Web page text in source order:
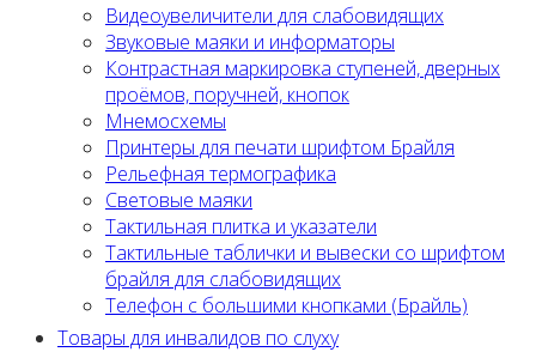
Видеоувеличители для слабовидящих
Звуковые маяки и информаторы
Контрастная маркировка ступеней, дверных
проёмов, поручней, кнопок
Мнемосхемы
Принтеры для печати шрифтом Брайля
Рельефная термографика
Световые маяки
Тактильная плитка и указатели
Тактильные таблички и вывески со шрифтом
брайля для слабовидящих
Телефон с большими кнопками (Брайль)
Товары для инвалидов по слуху